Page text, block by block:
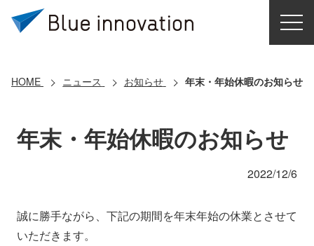
導入事例
クラウドモビリティ研究所
HOME ニュース お知らせ 年末・年始休暇のお知らせ
年末・年始休暇のお知らせ
2022/12/6
誠に勝手ながら、下記の期間を年末年始の休業とさせて
いただきます。